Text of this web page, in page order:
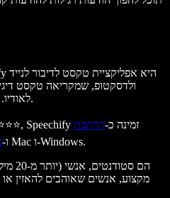
ולדסקטופ, שמקריאה טקסט
לאודיו. מדורגת מס' 1 בחנות האפליקציות.
עם יותר מ-150,000 ביקורות ⭐⭐⭐⭐⭐, Speechify זמינה כ-הרחבת
ו-
, ומחשבי Mac ו-Windows.
מקצוע, אנשים שאוהבים להאזין